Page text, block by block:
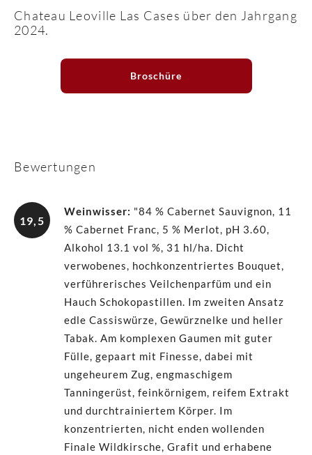
Chateau Leoville Las Cases über den Jahrgang
2024.
Broschüre
Bewertungen
19,5
Weinwisser: "84 % Cabernet Sauvignon, 11
% Cabernet Franc, 5 % Merlot, pH 3.60,
Alkohol 13.1 vol %, 31 hl/ha. Dicht
verwobenes, hochkonzentriertes Bouquet,
verführerisches Veilchenparfüm und ein
Hauch Schokopastillen. Im zweiten Ansatz
edle Cassiswürze, Gewürznelke und heller
Tabak. Am komplexen Gaumen mit guter
Fülle, gepaart mit Finesse, dabei mit
ungeheurem Zug, engmaschigem
Tanningerüst, feinkörnigem, reifem Extrakt
und durchtrainiertem Körper. Im
konzentrierten, nicht enden wollenden
Finale Wildkirsche, Grafit und erhabene